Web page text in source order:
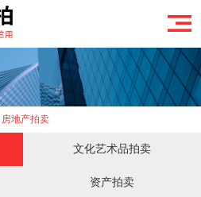
房地产拍卖
文化艺术品拍卖
资产拍卖